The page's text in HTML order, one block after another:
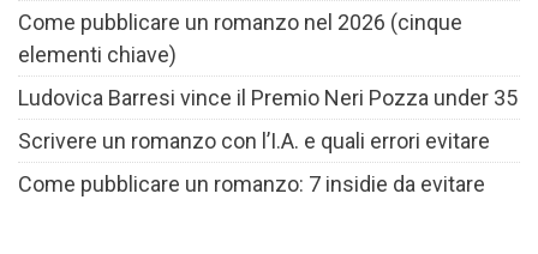
Come pubblicare un romanzo nel 2026 (cinque
elementi chiave)
Ludovica Barresi vince il Premio Neri Pozza under 35
Scrivere un romanzo con l’I.A. e quali errori evitare
Come pubblicare un romanzo: 7 insidie da evitare